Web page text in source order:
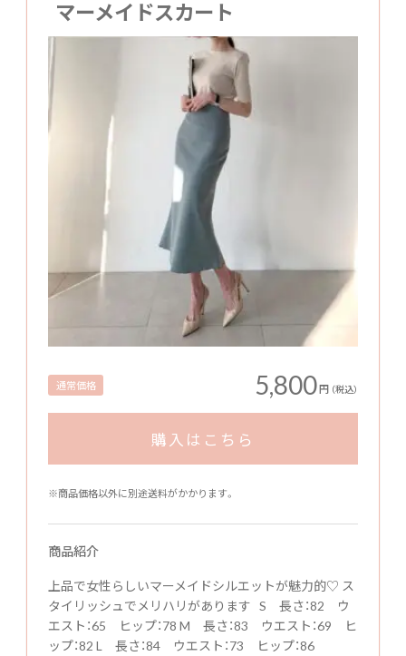
マーメイドスカート
通常価格 5,800円 （税込）
購入はこちら
※商品価格以外に別途送料がかかります。
商品紹介
上品で女性らしいマーメイドシルエットが魅力的♡ ス
タイリッシュでメリハリがあります S 長さ：82 ウ
エスト：65 ヒップ：78 M 長さ：83 ウエスト：69 ヒ
ップ：82 L 長さ：84 ウエスト：73 ヒップ：86